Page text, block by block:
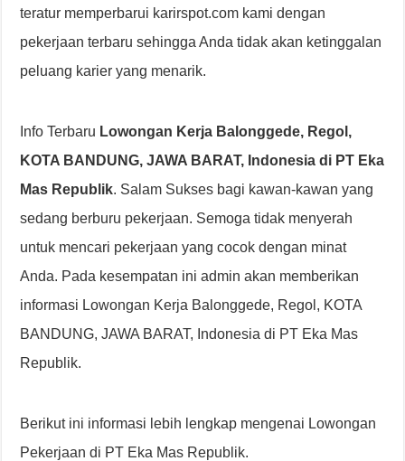
teratur memperbarui karirspot.com kami dengan
pekerjaan terbaru sehingga Anda tidak akan ketinggalan
peluang karier yang menarik.
Info Terbaru Lowongan Kerja Balonggede, Regol,
KOTA BANDUNG, JAWA BARAT, Indonesia di PT Eka
Mas Republik. Salam Sukses bagi kawan-kawan yang
sedang berburu pekerjaan. Semoga tidak menyerah
untuk mencari pekerjaan yang cocok dengan minat
Anda. Pada kesempatan ini admin akan memberikan
informasi Lowongan Kerja Balonggede, Regol, KOTA
BANDUNG, JAWA BARAT, Indonesia di PT Eka Mas
Republik.
Berikut ini informasi lebih lengkap mengenai Lowongan
Pekerjaan di PT Eka Mas Republik.